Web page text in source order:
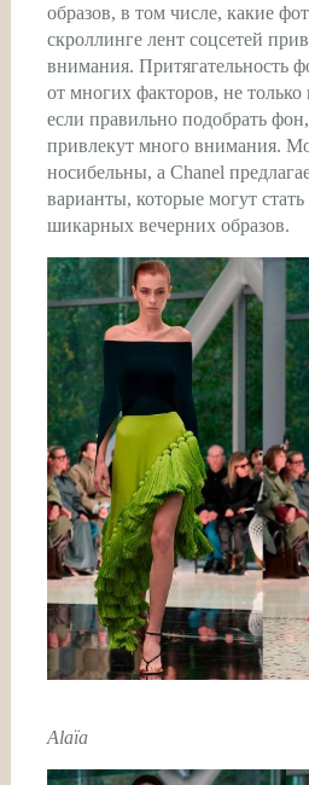
образов, в том числе, какие
скроллинге лент соцсетей
внимания. Притягательность
от многих факторов, не
если правильно подобрать
привлекут много внимания.
носибельны, а Chanel
варианты, которые могут
шикарных вечерних образов.
Alaïa